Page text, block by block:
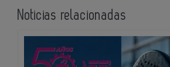
Noticias relacionadas